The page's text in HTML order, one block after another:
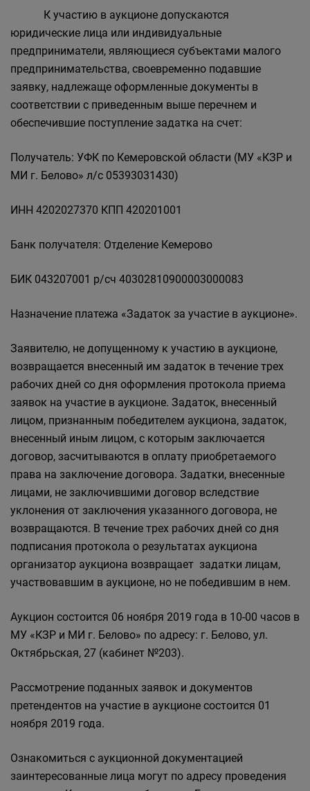
К участию в аукционе допускаются
юридические лица или индивидуальные
предприниматели, являющиеся субъектами малого
предпринимательства, своевременно подавшие
заявку, надлежаще оформленные документы в
соответствии с приведенным выше перечнем и
обеспечившие поступление задатка на счет:
Получатель: УФК по Кемеровской области (МУ «КЗР и
МИ г. Белово» л/с 05393031430)
ИНН 4202027370 КПП 420201001
Банк получателя: Отделение Кемерово
БИК 043207001 р/сч 40302810900003000083
Назначение платежа «Задаток за участие в аукционе».
Заявителю, не допущенному к участию в аукционе,
возвращается внесенный им задаток в течение трех
рабочих дней со дня оформления протокола приема
заявок на участие в аукционе. Задаток, внесенный
лицом, признанным победителем аукциона, задаток,
внесенный иным лицом, с которым заключается
договор, засчитываются в оплату приобретаемого
права на заключение договора. Задатки, внесенные
лицами, не заключившими договор вследствие
уклонения от заключения указанного договора, не
возвращаются. В течение трех рабочих дней со дня
подписания протокола о результатах аукциона
организатор аукциона возвращает задатки лицам,
участвовавшим в аукционе, но не победившим в нем.
Аукцион состоится 06 ноября 2019 года в 10-00 часов в
МУ «КЗР и МИ г. Белово» по адресу: г. Белово, ул.
Октябрьская, 27 (кабинет №203).
Рассмотрение поданных заявок и документов
претендентов на участие в аукционе состоится 01
ноября 2019 года.
Ознакомиться с аукционной документацией
заинтересованные лица могут по адресу проведения